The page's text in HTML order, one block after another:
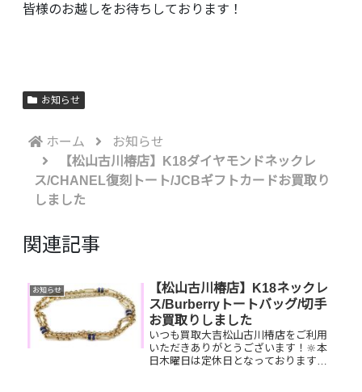
皆様のお越しをお待ちしております！
お知らせ
ホーム
お知らせ
【松山古川椿店】K18ダイヤモンドネックレ
ス/CHANEL復刻トート/JCBギフトカードお買取り
しました
関連記事
お知らせ
【松山古川椿店】K18ネックレ
ス/Burberryトートバッグ/切手
お買取りしました
いつも買取大吉松山古川椿店をご利用
いただきありがとうございます！🔆本
日木曜日は定休日となっております😌